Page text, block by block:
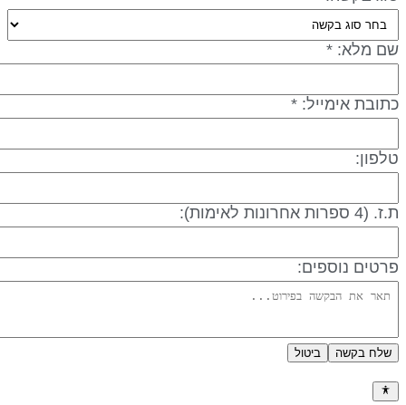
מלא: *
אימייל: *
ספרות אחרונות לאימות):
נוספים:
שלח בקשה ביטול